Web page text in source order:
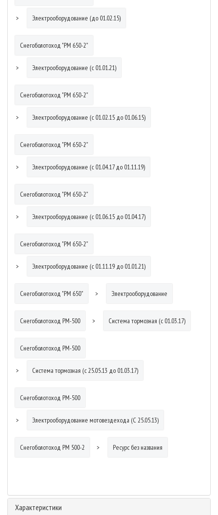
Электрооборудование (до 01.02.15)
Снегоболотоход "РМ 650-2"
Электрооборудование (с 01.01.21)
Снегоболотоход "РМ 650-2"
Электрооборудование (с 01.02.15 до 01.06.15)
Снегоболотоход "РМ 650-2"
Электрооборудование (с 01.04.17 до 01.11.19)
Снегоболотоход "РМ 650-2"
Электрооборудование (с 01.06.15 до 01.04.17)
Снегоболотоход "РМ 650-2"
Электрооборудование (с 01.11.19 до 01.01.21)
Снегоболотоход "РМ 650" Электрооборудование
Снегоболотоход РМ-500 Система тормозная (с 01.03.17)
Снегоболотоход РМ-500
Система тормозная (с 25.05.13 до 01.03.17)
Снегоболотоход РМ-500
Электрооборудование мотовездехода (С 25.05.13)
Снегоболотоход РМ 500-2 Ресурс без названия
Характеристики